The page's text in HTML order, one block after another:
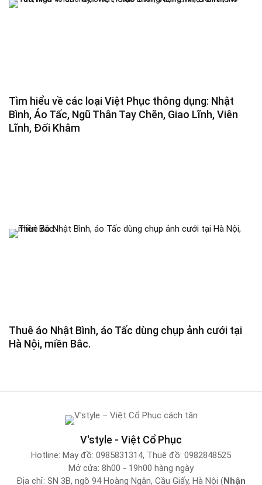
Tìm hiểu về các loại Việt Phục thông dụng: Nhật
Bình, Áo Tấc, Ngũ Thân Tay Chẽn, Giao Lĩnh, Viên
Lĩnh, Đối Khâm
Thuê áo Nhật Bình, áo Tấc dùng chụp ảnh cưới tại
Hà Nội, miền Bắc.
V'style - Việt Cổ Phục
Hotline: May đồ: 0985831314, Thuê đồ: 0982848525
Mở cửa: 8h00 - 19h00 hàng ngày
Địa chỉ: SN 3B, ngõ 94 Hoàng Ngân, Cầu Giấy, Hà Nội (Nhận